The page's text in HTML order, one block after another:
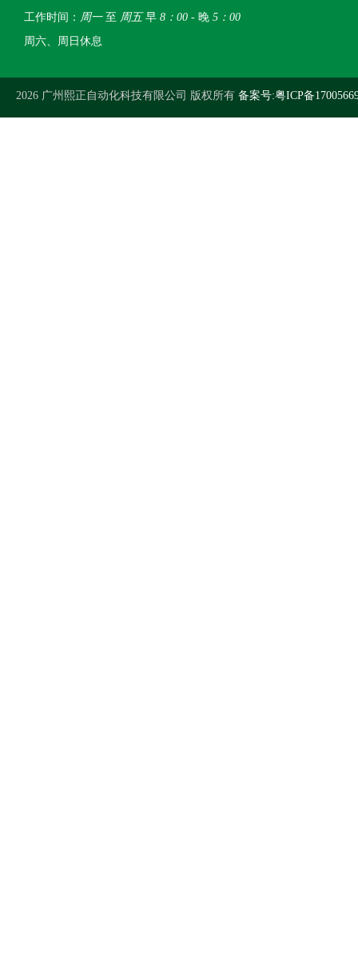
工作时间： 周一至 周五早 8：00 - 晚 5：00
周六、周日休息
2026 广州熙正自动化科技有限公司 版权所有 备案号:粤ICP备